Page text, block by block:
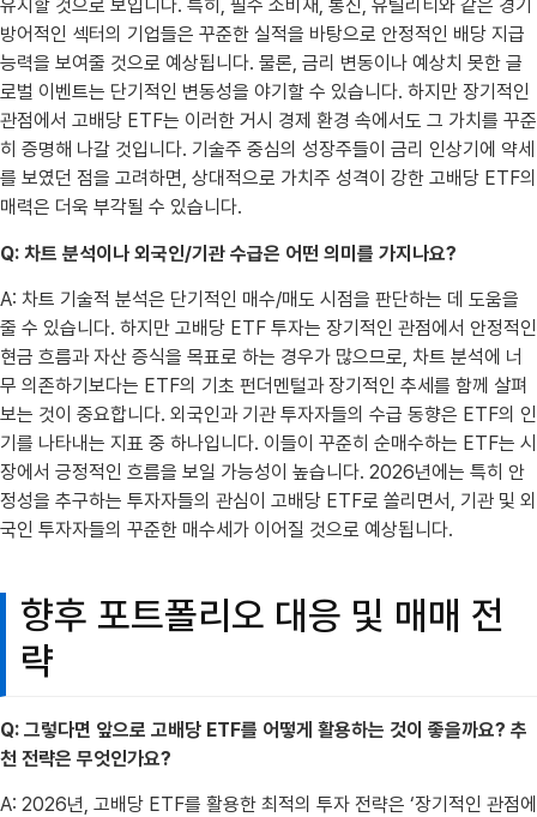
유지할 것으로 보입니다. 특히, 필수 소비재, 통신, 유틸리티와 같은 경기
방어적인 섹터의 기업들은 꾸준한 실적을 바탕으로 안정적인 배당 지급
능력을 보여줄 것으로 예상됩니다. 물론, 금리 변동이나 예상치 못한 글
로벌 이벤트는 단기적인 변동성을 야기할 수 있습니다. 하지만 장기적인
관점에서 고배당 ETF는 이러한 거시 경제 환경 속에서도 그 가치를 꾸준
히 증명해 나갈 것입니다. 기술주 중심의 성장주들이 금리 인상기에 약세
를 보였던 점을 고려하면, 상대적으로 가치주 성격이 강한 고배당 ETF의
매력은 더욱 부각될 수 있습니다.
Q: 차트 분석이나 외국인/기관 수급은 어떤 의미를 가지나요?
A: 차트 기술적 분석은 단기적인 매수/매도 시점을 판단하는 데 도움을
줄 수 있습니다. 하지만 고배당 ETF 투자는 장기적인 관점에서 안정적인
현금 흐름과 자산 증식을 목표로 하는 경우가 많으므로, 차트 분석에 너
무 의존하기보다는 ETF의 기초 펀더멘털과 장기적인 추세를 함께 살펴
보는 것이 중요합니다. 외국인과 기관 투자자들의 수급 동향은 ETF의 인
기를 나타내는 지표 중 하나입니다. 이들이 꾸준히 순매수하는 ETF는 시
장에서 긍정적인 흐름을 보일 가능성이 높습니다. 2026년에는 특히 안
정성을 추구하는 투자자들의 관심이 고배당 ETF로 쏠리면서, 기관 및 외
국인 투자자들의 꾸준한 매수세가 이어질 것으로 예상됩니다.
향후 포트폴리오 대응 및 매매 전
략
Q: 그렇다면 앞으로 고배당 ETF를 어떻게 활용하는 것이 좋을까요? 추
천 전략은 무엇인가요?
A: 2026년, 고배당 ETF를 활용한 최적의 투자 전략은 ‘장기적인 관점에